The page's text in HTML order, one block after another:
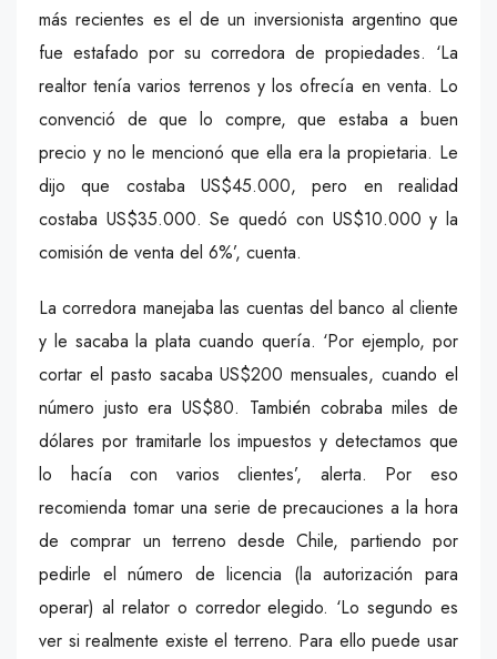
más recientes es el de un inversionista argentino que
fue estafado por su corredora de propiedades. ‘La
realtor tenía varios terrenos y los ofrecía en venta. Lo
convenció de que lo compre, que estaba a buen
precio y no le mencionó que ella era la propietaria. Le
dijo que costaba US$45.000, pero en realidad
costaba US$35.000. Se quedó con US$10.000 y la
comisión de venta del 6%’, cuenta.
La corredora manejaba las cuentas del banco al cliente
y le sacaba la plata cuando quería. ‘Por ejemplo, por
cortar el pasto sacaba US$200 mensuales, cuando el
número justo era US$80. También cobraba miles de
dólares por tramitarle los impuestos y detectamos que
lo hacía con varios clientes’, alerta. Por eso
recomienda tomar una serie de precauciones a la hora
de comprar un terreno desde Chile, partiendo por
pedirle el número de licencia (la autorización para
operar) al relator o corredor elegido. ‘Lo segundo es
ver si realmente existe el terreno. Para ello puede usar